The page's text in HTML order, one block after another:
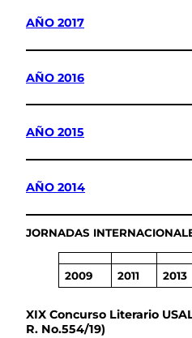
AÑO 2017
AÑO 2016
AÑO 2015
AÑO 2014
JORNADAS
2009 2011 2013
XIX Concurso Literario
R. No.554/19)